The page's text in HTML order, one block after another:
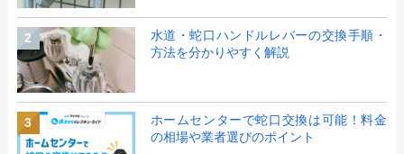
2
水道・蛇口ハンドルレバーの交換手順・
方法を分かりやすく解説
3
ホームセンターで蛇口交換は可能！料金
の相場や業者選びのポイント